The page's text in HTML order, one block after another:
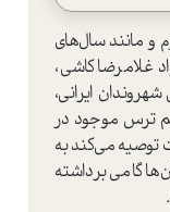
و مانند سال‌های
غلامرضا کاشی،
ایرانی،
ترس موجود در
توصیه می‌کند به
گامی برداشته